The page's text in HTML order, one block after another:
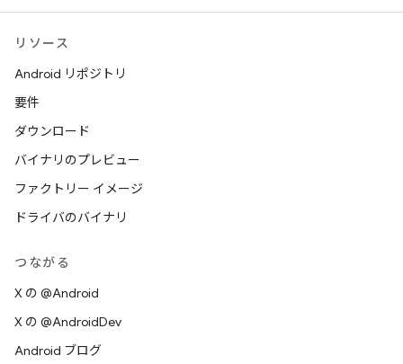
リソース
Android リポジトリ
要件
ダウンロード
バイナリのプレビュー
ファクトリー イメージ
ドライバのバイナリ
つながる
X の @Android
X の @AndroidDev
Android ブログ